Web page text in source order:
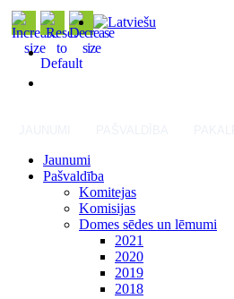
Jaunumi
Pašvaldība
Komitejas
Komisijas
Domes sēdes un lēmumi
2021
2020
2019
2018